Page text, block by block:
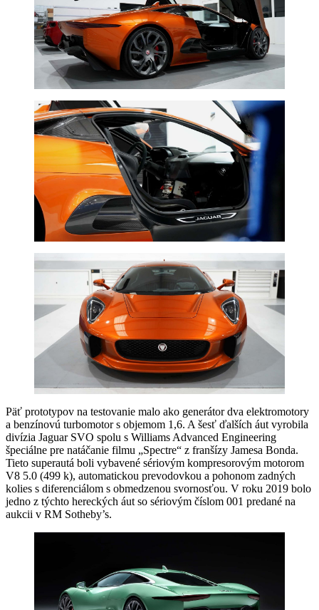
Päť prototypov na testovanie malo ako generátor dva elektromotory
a benzínovú turbomotor s objemom 1,6. A šesť ďalších áut vyrobila
divízia Jaguar SVO spolu s Williams Advanced Engineering
špeciálne pre natáčanie filmu „Spectre“ z franšízy Jamesa Bonda.
Tieto superautá boli vybavené sériovým kompresorovým motorom
V8 5.0 (499 k), automatickou prevodovkou a pohonom zadných
kolies s diferenciálom s obmedzenou svornosťou. V roku 2019 bolo
jedno z týchto hereckých áut so sériovým číslom 001 predané na
aukcii v RM Sotheby’s.